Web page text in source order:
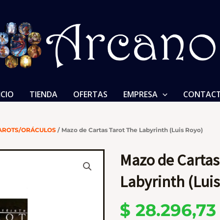
TIENDA OFERTAS EMPRESA
ORÁCULOS/ Mazo de Cartas Tarot The Labyrinth (Luis Royo)
Mazo de
Labyrinth
$ 28.296,73